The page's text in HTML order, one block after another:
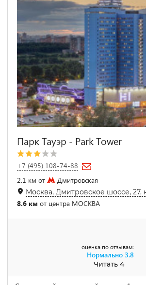
Парк Тауэр - Park Tower
+7 (495) 108-74-88
2.1 км от
Дмитровская
Москва, Дмитровское шоссе, 27,
8.6 км от центра МОСКВА
оценка по отзывам:
Нормально 3.8
Читать 4